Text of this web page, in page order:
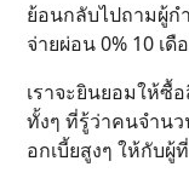
ย้อนกลับไปถามผู้ก
จ่ายผ่อน 0% 10 เ
เราจะยินยอมให้ซื้
ทั้งๆ ที่รู้ว่าคนจำน
อกเบี้ยสูงๆ ให้กับ